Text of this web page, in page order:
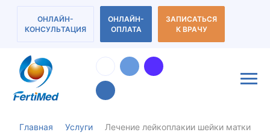
ОНЛАЙН-
КОНСУЛЬТАЦИЯ
ОНЛАЙН-
ОПЛАТА
ЗАПИСАТЬСЯ
К ВРАЧУ
Главная Услуги Лечение лейкоплакии шейки матки